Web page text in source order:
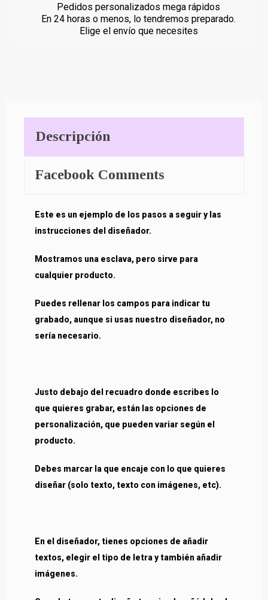
Pedidos personalizados mega rápidos
En 24 horas o menos, lo tendremos preparado.
Elige el envío que necesites
Descripción
Facebook Comments
Este es un ejemplo de los pasos a seguir y las
instrucciones del diseñador.
Mostramos una esclava, pero sirve para
cualquier producto.
Puedes rellenar los campos para indicar tu
grabado, aunque si usas nuestro diseñador, no
sería necesario.
Justo debajo del recuadro donde escribes lo
que quieres grabar, están las opciones de
personalización, que pueden variar según el
producto.
Debes marcar la que encaje con lo que quieres
diseñar (solo texto, texto con imágenes, etc).
En el diseñador, tienes opciones de añadir
textos, elegir el tipo de letra y también añadir
imágenes.